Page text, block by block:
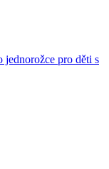
pro děti s